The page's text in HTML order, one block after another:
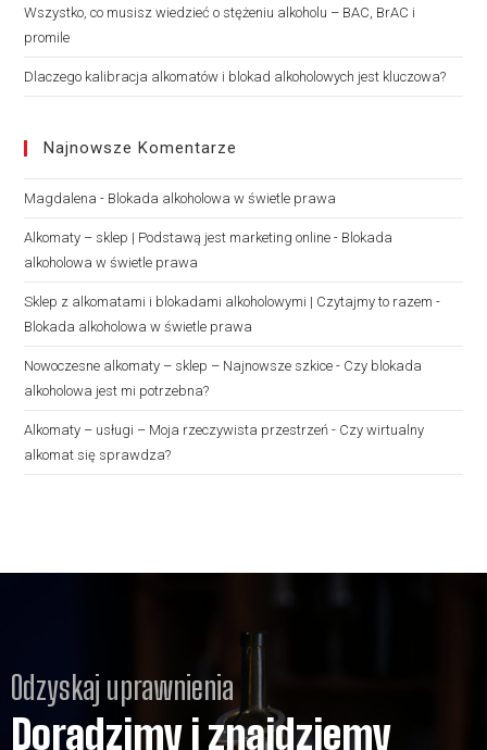
Wszystko, co musisz wiedzieć o stężeniu alkoholu – BAC, BrAC i
promile
Dlaczego kalibracja alkomatów i blokad alkoholowych jest kluczowa?
Najnowsze Komentarze
Magdalena - Blokada alkoholowa w świetle prawa
Alkomaty – sklep | Podstawą jest marketing online - Blokada
alkoholowa w świetle prawa
Sklep z alkomatami i blokadami alkoholowymi | Czytajmy to razem -
Blokada alkoholowa w świetle prawa
Nowoczesne alkomaty – sklep – Najnowsze szkice - Czy blokada
alkoholowa jest mi potrzebna?
Alkomaty – usługi – Moja rzeczywista przestrzeń - Czy wirtualny
alkomat się sprawdza?
Odzyskaj uprawnienia
Doradzimy i znajdziemy